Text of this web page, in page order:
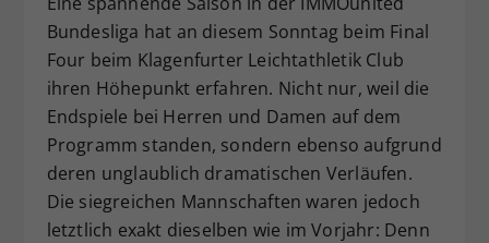
Bundesliga hat an diesem Sonntag beim Final
Four beim Klagenfurter Leichtathletik Club
ihren Höhepunkt erfahren. Nicht nur, weil die
Endspiele bei Herren und Damen auf dem
Programm standen, sondern ebenso aufgrund
deren unglaublich dramatischen Verläufen.
Die siegreichen Mannschaften waren jedoch
letztlich exakt dieselben wie im Vorjahr: Denn
Zweck
Dieser Wert speichert Ihre Consent-
Einstellungen. Unter anderem eine
zufällig generierte ID, für die
historische Speicherung Ihrer
vorgenommen Einstellungen, falls der
Webseiten-Betreiber dies eingestellt
hat.